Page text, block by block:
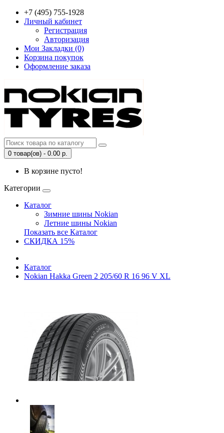
+7 (495) 755-1928
Личный кабинет
Регистрация
Авторизация
Мои Закладки (0)
Корзина покупок
Оформление заказа
0 товар(ов) - 0.00 р.
В корзине пусто!
Категории
Каталог
Зимние шины Nokian
Летние шины Nokian
Показать все Каталог
СКИДКА 15%
Каталог
Nokian Hakka Green 2 205/60 R 16 96 V XL